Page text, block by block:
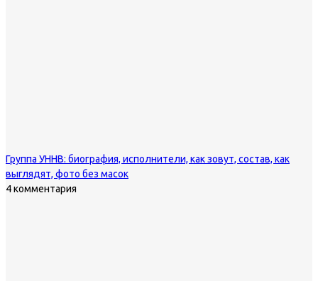
Группа УННВ: биография, исполнители, как зовут, состав, как
выглядят, фото без масок
4 комментария